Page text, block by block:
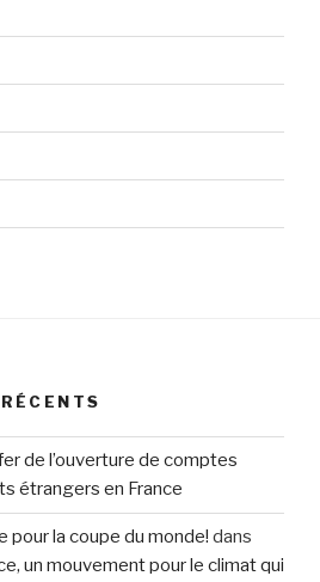
de l’ouverture de comptes
étrangers en France
pour la coupe du monde! dans
un mouvement pour le climat qui